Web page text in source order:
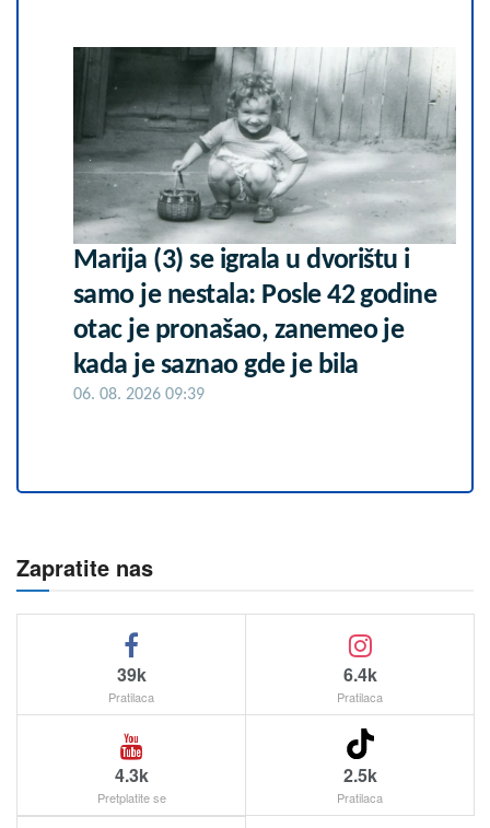
Marija (3) se igrala u dvorištu i
samo je nestala: Posle 42 godine
otac je pronašao, zanemeo je
kada je saznao gde je bila
06. 08. 2026 09:39
Zapratite nas
39k
Pratilaca
6.4k
Pratilaca
4.3k
Pretplatite se
2.5k
Pratilaca